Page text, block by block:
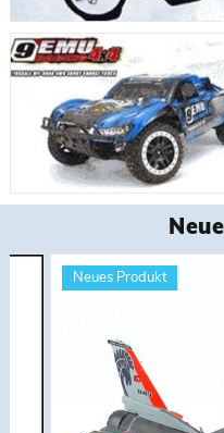
Neues Produkt